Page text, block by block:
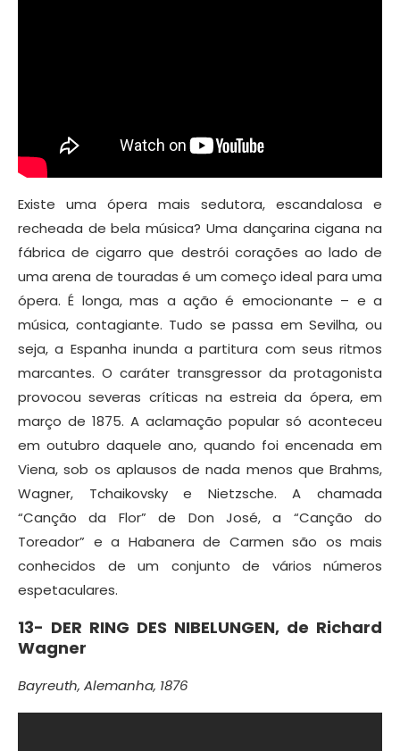
Existe uma ópera mais sedutora, escandalosa e
recheada de bela música? Uma dançarina cigana na
fábrica de cigarro que destrói corações ao lado de
uma arena de touradas é um começo ideal para uma
ópera. É longa, mas a ação é emocionante – e a
música, contagiante. Tudo se passa em Sevilha, ou
seja, a Espanha inunda a partitura com seus ritmos
marcantes. O caráter transgressor da protagonista
provocou severas críticas na estreia da ópera, em
março de 1875. A aclamação popular só aconteceu
em outubro daquele ano, quando foi encenada em
Viena, sob os aplausos de nada menos que Brahms,
Wagner, Tchaikovsky e Nietzsche. A chamada
“Canção da Flor” de Don José, a “Canção do
Toreador” e a Habanera de Carmen são os mais
conhecidos de um conjunto de vários números
espetaculares.
13- DER RING DES NIBELUNGEN, de Richard
Wagner
Bayreuth, Alemanha, 1876